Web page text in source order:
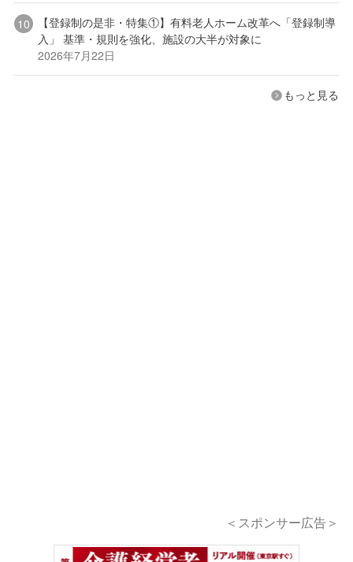
【登録制の是非・特集①】有料老人ホーム改革へ「登録制導
入」 基準・規則を強化、施設の大半が対象に
2026年7月22日
もっと見る
＜スポンサー広告＞